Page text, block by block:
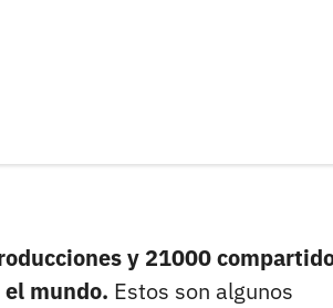
y 21000
mundo. Estos son algunos